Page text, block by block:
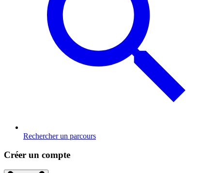
Rechercher un parcours
Créer un compte